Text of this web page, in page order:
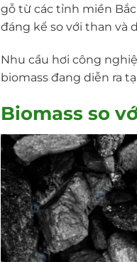
gỗ từ các tỉnh miền
đáng kể so với than và
Nhu cầu hơi công
biomass đang diễn ra
Biomass so